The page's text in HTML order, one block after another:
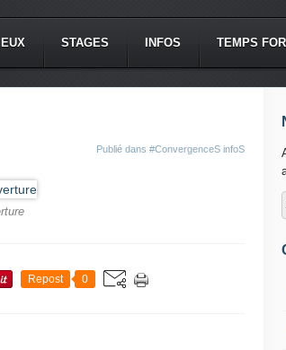
STAGES INFOS TEMPS
Publié dans #ConvergenceS infoS
Repost 0